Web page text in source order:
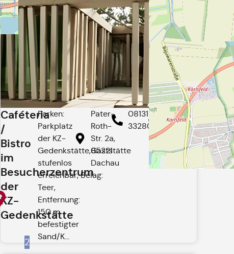
2
Caféteria
/
Bistro
im
Besucherzentrum
der
KZ-
Gedenkstätte
Parken:
Parkplatz
der KZ-
Gedenkstätte,Gaststätte
stufenlos
erreichbar, Belag:
Teer,
Entfernung:
150 m
befestigter
Sand/K...
Pater-
Roth-
Str. 2a,
85221
Dachau
08131 -
3328029
Zur
Website
Mehr
lesen